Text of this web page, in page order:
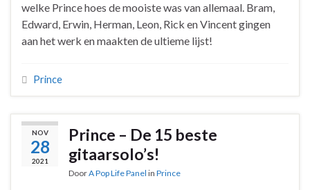
welke Prince hoes de mooiste was van allemaal. Bram,
Edward, Erwin, Herman, Leon, Rick en Vincent gingen
aan het werk en maakten de ultieme lijst!
Prince
NOV
28
2021
Prince – De 15 beste
gitaarsolo’s!
DoorA Pop Life Panel in Prince